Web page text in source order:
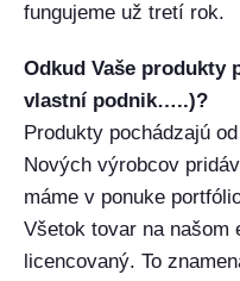
fungujeme už tretí rok.
Odkud Vaše produkty
vlastní podnik…..)?
Produkty pochádzajú
Nových výrobcov
máme v ponuke
Všetok tovar na našom
licencovaný. To